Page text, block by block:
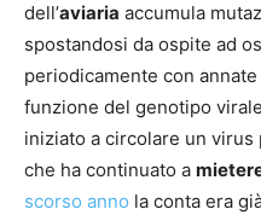
dell’aviaria accumula
spostandosi da ospite ad
periodicamente con
funzione del genotipo
iniziato a circolare un
che ha continuato a
scorso anno la conta era